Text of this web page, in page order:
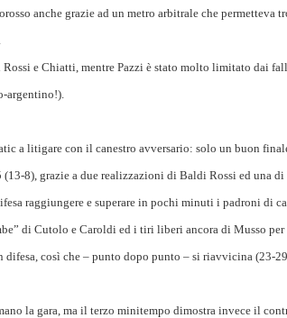
anche grazie ad un metro arbitrale che permetteva
e Chiatti, mentre Pazzi è stato molto limitato dai
argentino!).
a litigare con il canestro avversario: solo un buon
8), grazie a due realizzazioni di Baldi Rossi ed una
raggiungere e superare in pochi minuti i padroni di
di Cutolo e Caroldi ed i tiri liberi ancora di Musso
difesa, così che – punto dopo punto – si riavvicina (23-
la gara, ma il terzo minitempo dimostra invece il